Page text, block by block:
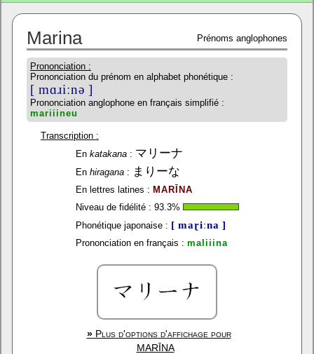
Marina Prénoms anglophones
Prononciation :
Prononciation du prénom en alphabet phonétique :
[ mɑɹiːnə ]
Prononciation anglophone en français simplifié :
mariiineu
Transcription :
En katakana: マリーナ
En hiragana: まりーな
En lettres latines : MARĪNA
Niveau de fidélité : 93.3%
Phonétique japonaise : [ maɽiːna ]
Prononciation en français : maliiina
»Plus d'options d'affichage pour
MARĪNA